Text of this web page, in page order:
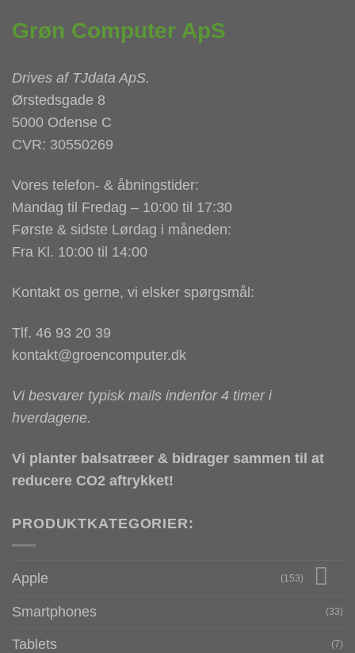
Grøn Computer ApS
Drives af TJdata ApS.
Ørstedsgade 8
5000 Odense C
CVR: 30550269
Vores telefon- & åbningstider:
Mandag til Fredag – 10:00 til 17:30
Første & sidste Lørdag i måneden:
Fra Kl. 10:00 til 14:00
Kontakt os gerne, vi elsker spørgsmål:
Tlf. 46 93 20 39
kontakt@groencomputer.dk
Vi besvarer typisk mails indenfor 4 timer i
hverdagene.
Vi planter balsatræer & bidrager sammen til at
reducere CO2 aftrykket!
PRODUKTKATEGORIER:
Apple (153)
Smartphones (33)
Tablets (7)